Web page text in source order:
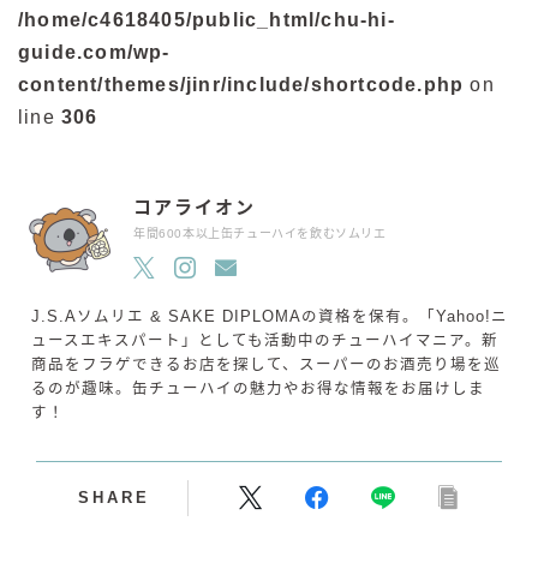
/home/c4618405/public_html/chu-hi-
guide.com/wp-
content/themes/jinr/include/shortcode.php on
line 306
コアライオン
年間600本以上缶チューハイを飲むソムリエ
J.S.Aソムリエ & SAKE DIPLOMAの資格を保有。「Yahoo!ニ
ュースエキスパート」としても活動中のチューハイマニア。新
商品をフラゲできるお店を探して、スーパーのお酒売り場を巡
るのが趣味。缶チューハイの魅力やお得な情報をお届けしま
す！
SHARE